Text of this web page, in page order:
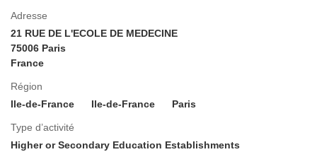
Adresse
21 RUE DE L'ECOLE DE MEDECINE
75006 Paris
France
Région
Ile-de-France
Ile-de-France Paris
Type d’activité
Higher or Secondary Education Establishments